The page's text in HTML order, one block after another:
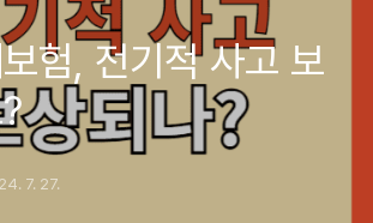
험, 전기적 사고 보
7. 27.